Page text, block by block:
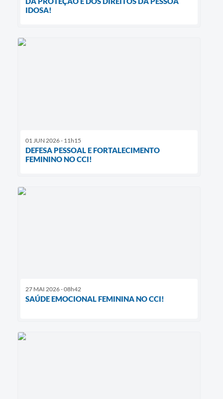
IDOSA!
01 JUN 2026 - 11h15
DEFESA PESSOAL E FORTALECIMENTO
FEMININO NO CCI!
27 MAI 2026 - 08h42
SAÚDE EMOCIONAL FEMININA NO CCI!